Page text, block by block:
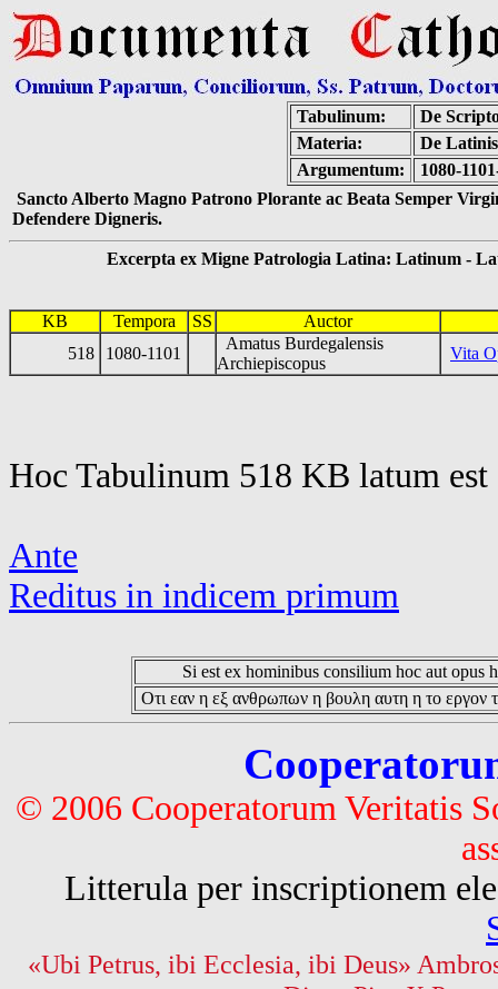
Tabulinum:
De
Materia:
De
Argumentum:
1080-
Sancto Alberto Magno Patrono Plorante ac Beata Semper
Defendere Digneris.
Excerpta ex Migne Patrologia Latina: Latinum -
KB Tempora SS
Auctor
518
1080-1101
Amatus Burdegalensis
Archiepiscopus
Vita
Hoc Tabulinum 518 KB latum
Ante
Reditus in indicem primum
Si est ex hominibus consilium hoc aut opus
Οτι εαν η εξ ανθρωπων η βουλη αυτη η το εργον
© 2006 Cooperatorum Veritatis
Litterula per inscriptionem
«Ubi Petrus, ibi Ecclesia, ibi Deus»